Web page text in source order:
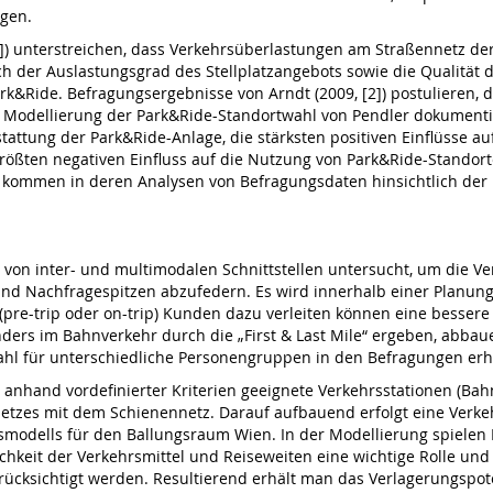
unterstreichen, dass Verkehrsüberlastungen am Straßennetz
der Auslastungsgrad des Stellplatzangebots sowie die Qualität
Befragungsergebnisse von Arndt (2009, [2])
der Park&Ride-Standortwahl von Pendler
der Park&Ride-Anlage, die stärksten positiven Einflüsse
negativen Einfluss auf die Nutzung von Park&Ride-
in deren Analysen von Befragungsdaten hinsichtlich
inter- und multimodalen Schnittstellen untersucht, um die
Nachfragespitzen abzufedern. Es wird innerhalb einer
trip oder on-trip) Kunden dazu verleiten können eine
im Bahnverkehr durch die „First & Last Mile“ ergeben,
für unterschiedliche Personengruppen in den Befragungen
vordefinierter Kriterien geeignete Verkehrsstationen
mit dem Schienennetz. Darauf aufbauend erfolgt eine
für den Ballungsraum Wien. In der Modellierung
der Verkehrsmittel und Reiseweiten eine wichtige Rolle
werden. Resultierend erhält man das